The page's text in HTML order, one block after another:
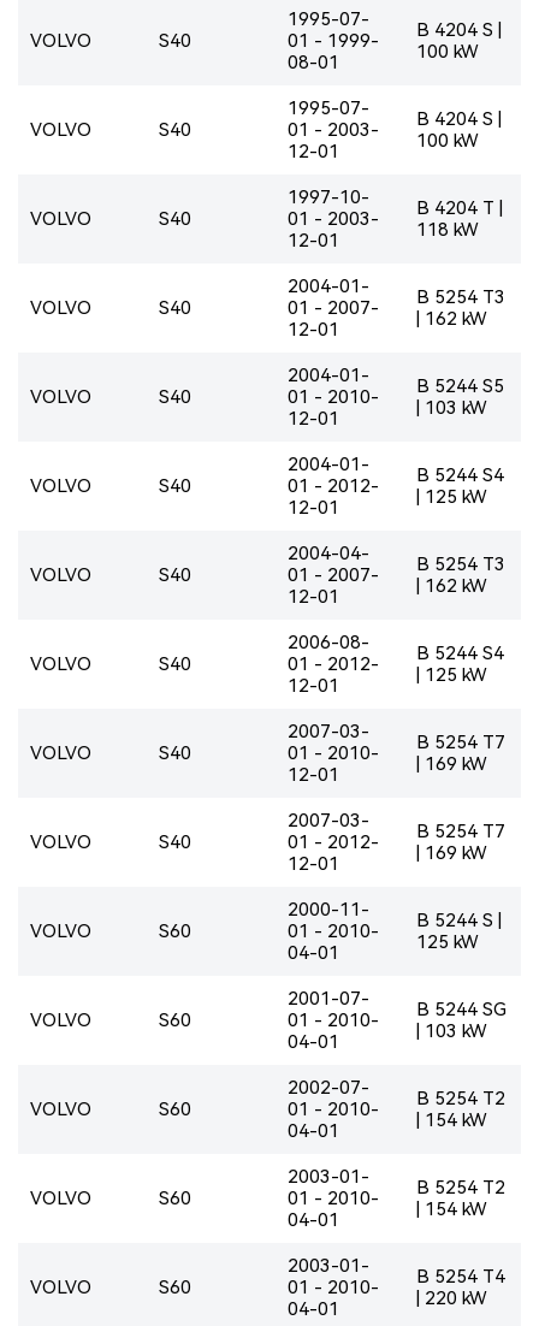
VOLVO S40
1995-07-
01 - 1999-
08-01
B 4204 S |
100 kW
VOLVO S40
1995-07-
01 - 2003-
12-01
B 4204 S |
100 kW
VOLVO S40
1997-10-
01 - 2003-
12-01
B 4204 T |
118 kW
VOLVO S40
2004-01-
01 - 2007-
12-01
B 5254 T3
| 162 kW
VOLVO S40
2004-01-
01 - 2010-
12-01
B 5244 S5
| 103 kW
VOLVO S40
2004-01-
01 - 2012-
12-01
B 5244 S4
| 125 kW
VOLVO S40
2004-04-
01 - 2007-
12-01
B 5254 T3
| 162 kW
VOLVO S40
2006-08-
01 - 2012-
12-01
B 5244 S4
| 125 kW
VOLVO S40
2007-03-
01 - 2010-
12-01
B 5254 T7
| 169 kW
VOLVO S40
2007-03-
01 - 2012-
12-01
B 5254 T7
| 169 kW
VOLVO S60
2000-11-
01 - 2010-
04-01
B 5244 S |
125 kW
VOLVO S60
2001-07-
01 - 2010-
04-01
B 5244 SG
| 103 kW
VOLVO S60
2002-07-
01 - 2010-
04-01
B 5254 T2
| 154 kW
VOLVO S60
2003-01-
01 - 2010-
04-01
B 5254 T2
| 154 kW
VOLVO S60
2003-01-
01 - 2010-
04-01
B 5254 T4
| 220 kW